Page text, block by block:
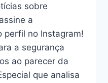
sobre
a
perfil no Instagram!
a segurança
ao parecer da
que analisa